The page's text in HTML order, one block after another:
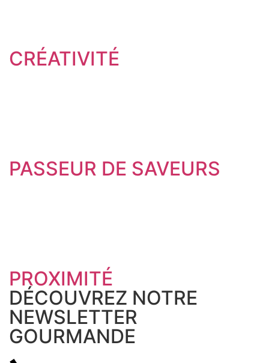
CRÉATIVITÉ
PASSEUR DE SAVEURS
PROXIMITÉ
DÉCOUVREZ NOTRE
NEWSLETTER
GOURMANDE